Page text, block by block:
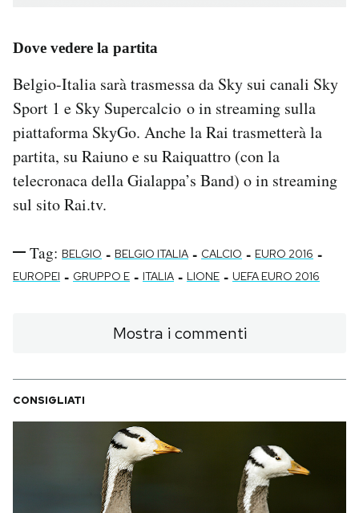
Dove vedere la partita
Belgio-Italia sarà trasmessa da Sky sui canali Sky
Sport 1 e Sky Supercalcio o in streaming sulla
piattaforma SkyGo. Anche la Rai trasmetterà la
partita, su Raiuno e su Raiquattro (con la
telecronaca della Gialappa’s Band) o in streaming
sul sito Rai.tv.
Tag: BELGIO - BELGIO ITALIA - CALCIO - EURO 2016 -
EUROPEI - GRUPPO E - ITALIA - LIONE - UEFA EURO 2016
Mostra i commenti
CONSIGLIATI